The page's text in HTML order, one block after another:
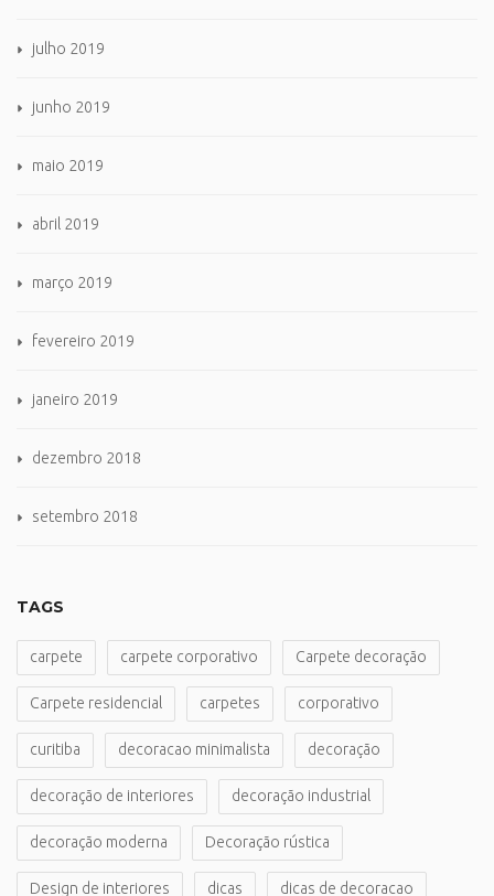
julho 2019
junho 2019
maio 2019
abril 2019
março 2019
fevereiro 2019
janeiro 2019
dezembro 2018
setembro 2018
TAGS
carpete carpete corporativo Carpete decoração
Carpete residencial carpetes corporativo
curitiba decoracao minimalista decoração
decoração de interiores decoração industrial
decoração moderna Decoração rústica
Design de interiores dicas dicas de decoracao